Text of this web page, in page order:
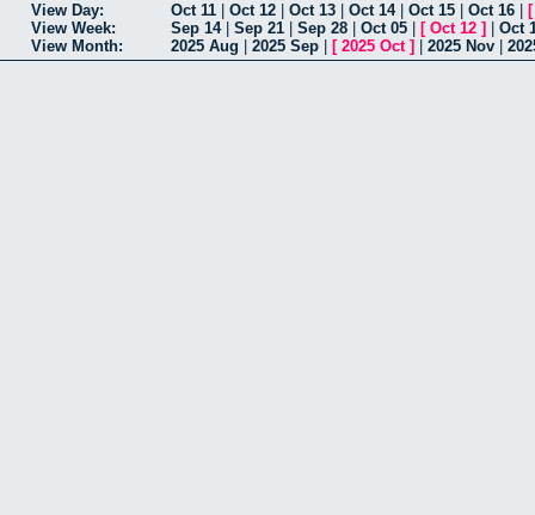
View Day: Oct 11 Oct 12 Oct 13 Oct 14| Oct 15 Oct 16
View Week:
Sep 14| Sep 21 Sep 28 Oct 05 [ Oct 12 ]
Oct
View Month:
2025 Aug 2025 Sep [ 2025 Oct] 2025 Nov